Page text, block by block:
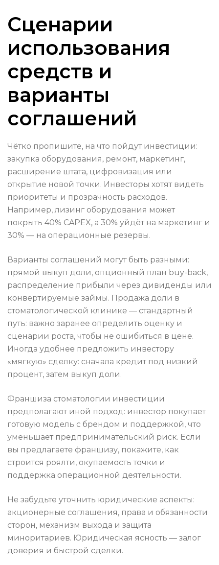
Сценарии
использования
средств и
варианты
соглашений
Чётко пропишите, на что пойдут инвестиции:
закупка оборудования, ремонт, маркетинг,
расширение штата, цифровизация или
открытие новой точки. Инвесторы хотят видеть
приоритеты и прозрачность расходов.
Например, лизинг оборудования может
покрыть 40% CAPEX, а 30% уйдёт на маркетинг и
30% — на операционные резервы.
Варианты соглашений могут быть разными:
прямой выкуп доли, опционный план buy-back,
распределение прибыли через дивиденды или
конвертируемые займы. Продажа доли в
стоматологической клинике — стандартный
путь: важно заранее определить оценку и
сценарии роста, чтобы не ошибиться в цене.
Иногда удобнее предложить инвестору
«мягкую» сделку: сначала кредит под низкий
процент, затем выкуп доли.
Франшиза стоматологии инвестиции
предполагают иной подход: инвестор покупает
готовую модель с брендом и поддержкой, что
уменьшает предпринимательский риск. Если
вы предлагаете франшизу, покажите, как
строится роялти, окупаемость точки и
поддержка операционной деятельности.
Не забудьте уточнить юридические аспекты:
акционерные соглашения, права и обязанности
сторон, механизм выхода и защита
миноритариев. Юридическая ясность — залог
доверия и быстрой сделки.